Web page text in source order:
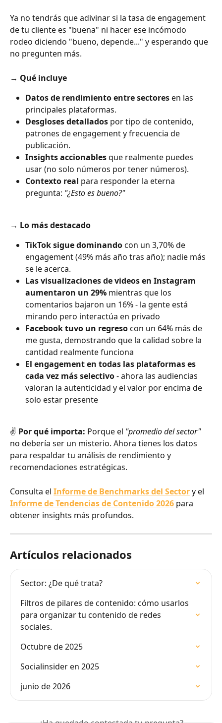
Ya no tendrás que adivinar si la tasa de engagement
de tu cliente es "buena" ni hacer ese incómodo
rodeo diciendo "bueno, depende..." y esperando que
no pregunten más.
→ Qué incluye
Datos de rendimiento entre sectores en las
principales plataformas.
Desgloses detallados por tipo de contenido,
patrones de engagement y frecuencia de
publicación.
Insights accionables que realmente puedes
usar (no solo números por tener números).
Contexto real para responder la eterna
pregunta: "¿Esto es bueno?"
→ Lo más destacado
TikTok sigue dominando con un 3,70% de
engagement (49% más año tras año); nadie más
se le acerca.
Las visualizaciones de videos en Instagram
aumentaron un 29% mientras que los
comentarios bajaron un 16% - la gente está
mirando pero interactúa en privado
Facebook tuvo un regreso con un 64% más de
me gusta, demostrando que la calidad sobre la
cantidad realmente funciona
El engagement en todas las plataformas es
cada vez más selectivo - ahora las audiencias
valoran la autenticidad y el valor por encima de
solo estar presente
✌️ Por qué importa: Porque el "promedio del sector"
no debería ser un misterio. Ahora tienes los datos
para respaldar tu análisis de rendimiento y
recomendaciones estratégicas.
Consulta el Informe de Benchmarks del Sector y el
Informe de Tendencias de Contenido 2026 para
obtener insights más profundos.
Artículos relacionados
Sector: ¿De qué trata?
Filtros de pilares de contenido: cómo usarlos
para organizar tu contenido de redes
sociales.
Octubre de 2025
Socialinsider en 2025
junio de 2026